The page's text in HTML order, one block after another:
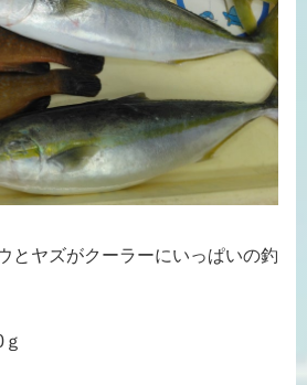
とヤズがクーラーにいっぱいの釣